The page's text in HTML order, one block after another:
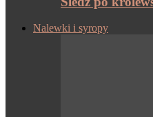
Nalewki i syropy